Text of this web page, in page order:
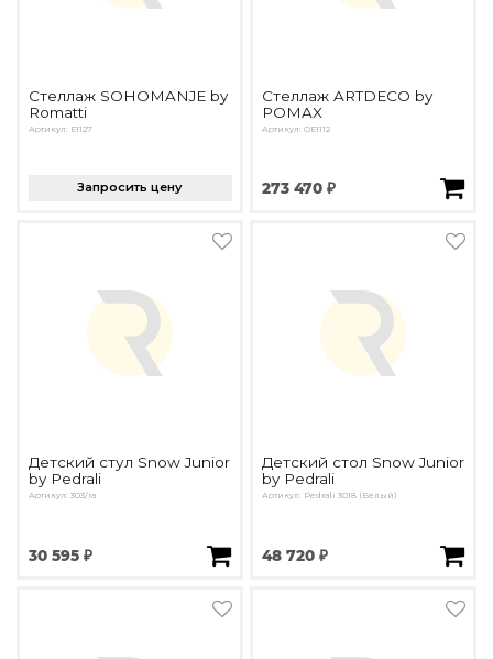
Стеллаж SOHOMANJE by
Romatti
Артикул: E1127
Запросить цену
Стеллаж ARTDECO by
POMAX
Артикул: OE1112
273 470 ₽
Детский стул Snow Junior
by Pedrali
Артикул: 303/ra
30 595 ₽
Детский стол Snow Junior
by Pedrali
Артикул: Pedrali 3018 (Белый)
48 720 ₽